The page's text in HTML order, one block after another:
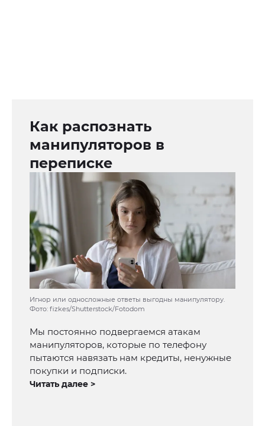
Как распознать
манипуляторов в
переписке
Игнор или односложные ответы выгодны манипулятору.
Фото: fizkes/Shutterstock/Fotodom
Мы постоянно подвергаемся атакам
манипуляторов, которые по телефону
пытаются навязать нам кредиты, ненужные
покупки и подписки.
Читать далее >